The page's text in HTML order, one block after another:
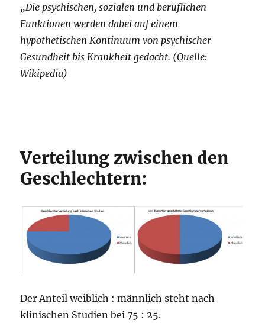
„Die psychischen, sozialen und beruflichen
Funktionen werden dabei auf einem
hypothetischen Kontinuum von psychischer
Gesundheit bis Krankheit gedacht. (Quelle:
Wikipedia)
Verteilung zwischen den
Geschlechtern:
Der Anteil weiblich : männlich steht nach
klinischen Studien bei 75 : 25.